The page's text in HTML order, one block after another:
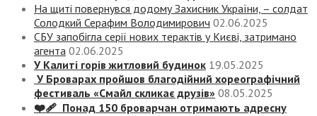
На щиті повернувся додому Захисник України, – солдат
Солодкий Серафим Володимирович 02.06.2025
СБУ запобігла серії нових терактів у Києві, затримано
агента 02.06.2025
У Калиті горів житловий будинок 19.05.2025
У Броварах пройшов благодійний хореографічний
фестиваль «Смайл скликає друзів» 08.05.2025
❤️‍🩹 Понад 150 броварчан отримають адресну